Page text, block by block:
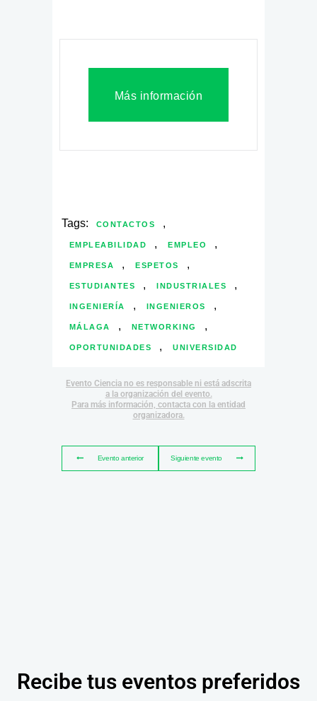
Más información
Tags: CONTACTOS ,
EMPLEABILIDAD , EMPLEO ,
EMPRESA , ESPETOS ,
ESTUDIANTES , INDUSTRIALES ,
INGENIERÍA , INGENIEROS ,
MÁLAGA , NETWORKING ,
OPORTUNIDADES , UNIVERSIDAD
Evento Ciencia no es responsable ni está adscrita
a la organización del evento.
Para más información, contacta con la entidad
organizadora.
Evento anterior Siguiente evento
Recibe tus eventos preferidos